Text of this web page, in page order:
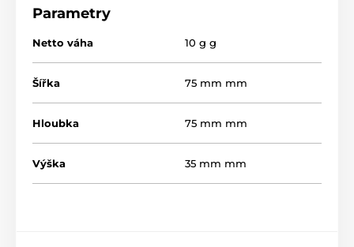
Parametry
Netto váha 10 g g
Šířka 75 mm mm
Hloubka 75 mm mm
Výška 35 mm mm